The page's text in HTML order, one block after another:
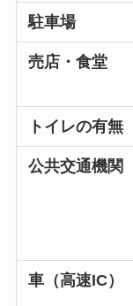
駐車場
売店・食堂
トイレの有無
公共交通機関
車（高速IC）